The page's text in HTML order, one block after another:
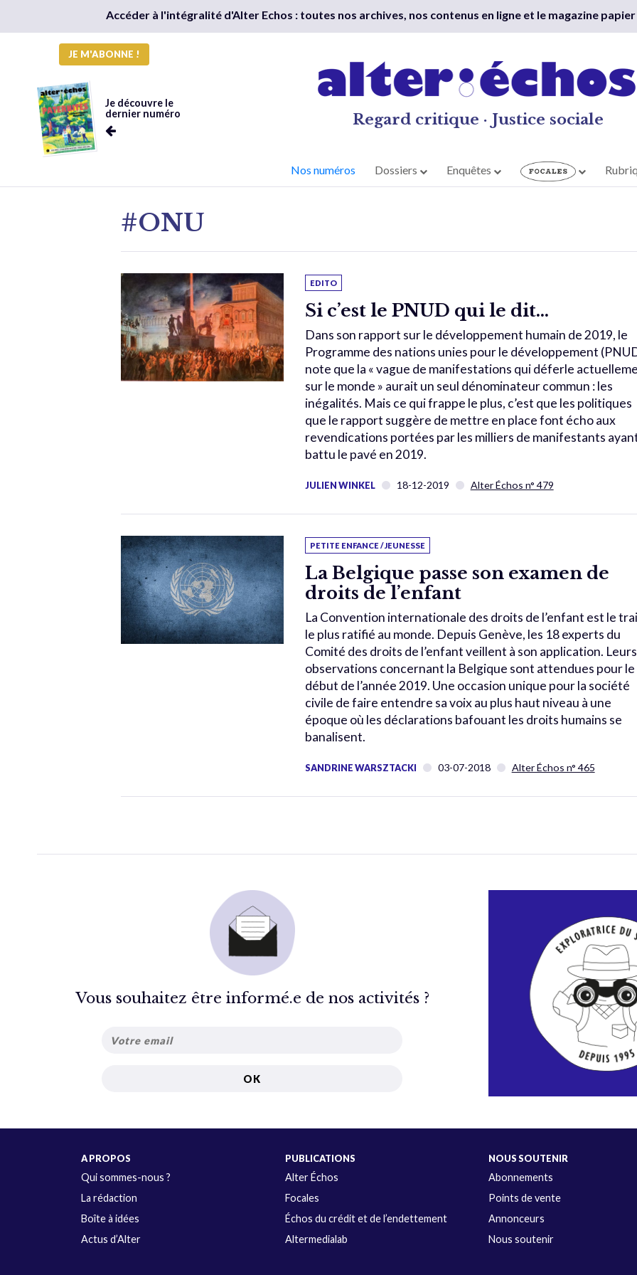
Accéder à l'intégralité d'Alter Echos : toutes nos archives, nos contenus en ligne et le magazine papier
JE M'ABONNE !
Je découvre le
dernier numéro
Regard critique · Justice sociale
Nos numéros Dossiers Enquêtes
#ONU
EDITO
Si c’est le PNUD qui le dit…
Dans son rapport sur le développement humain de 2019, le
Programme des nations unies pour le développement
note que la « vague de manifestations qui déferle
sur le monde » aurait un seul dénominateur commun : les
inégalités. Mais ce qui frappe le plus, c’est que les politiques
que le rapport suggère de mettre en place font écho aux
revendications portées par les milliers de manifestants
battu le pavé en 2019.
JULIEN WINKEL 18-12-2019 Alter Échos n° 479
PETITE ENFANCE / JEUNESSE
La Belgique passe son examen de
droits de l’enfant
La Convention internationale des droits de l’enfant est le
le plus ratifié au monde. Depuis Genève, les 18 experts du
Comité des droits de l’enfant veillent à son application. Leurs
observations concernant la Belgique sont attendues pour le
début de l’année 2019. Une occasion unique pour la société
civile de faire entendre sa voix au plus haut niveau à une
époque où les déclarations bafouant les droits humains se
banalisent.
SANDRINE WARSZTACKI 03-07-2018 Alter Échos n° 465
Vous souhaitez être informé.e de nos activités ?
A PROPOS
Qui sommes-nous ?
La rédaction
Boîte à idées
Actus d’Alter
PUBLICATIONS
Alter Échos
Focales
Échos du crédit et de l’endettement
Altermedialab
NOUS SOUTENIR
Abonnements
Points de vente
Annonceurs
Nous soutenir